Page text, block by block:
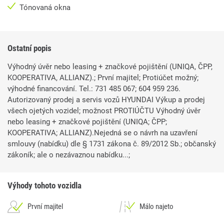
Tónovaná okna
Ostatní popis
Výhodný úvěr nebo leasing + značkové pojištění (UNIQA, ČPP,
KOOPERATIVA, ALLIANZ).; První majitel; Protiúčet možný;
výhodné financování. Tel.: 731 485 067; 604 959 236.
Autorizovaný prodej a servis vozů HYUNDAI Výkup a prodej
všech ojetých vozidel; možnost PROTIÚČTU Výhodný úvěr
nebo leasing + značkové pojištění (UNIQA; ČPP;
KOOPERATIVA; ALLIANZ).Nejedná se o návrh na uzavření
smlouvy (nabídku) dle § 1731 zákona č. 89/2012 Sb.; občanský
zákoník; ale o nezávaznou nabídku...;
Výhody tohoto vozidla
První majitel
Málo najeto